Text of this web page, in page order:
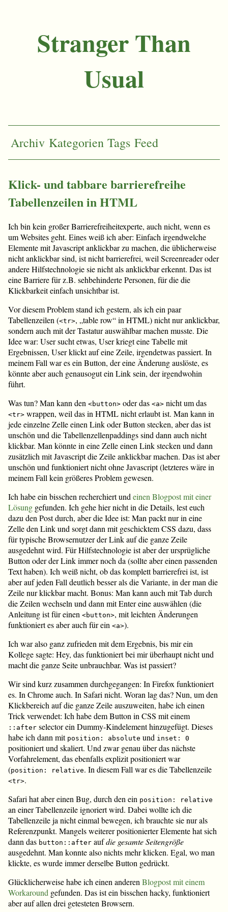
Stranger Than
Usual
Archiv Kategorien Tags Feed
Klick- und tabbare barrierefreihe
Tabellenzeilen in HTML
Ich bin kein großer Barrierefreiheitexperte, auch nicht, wenn es
um Websites geht. Eines weiß ich aber: Einfach irgendwelche
Elemente mit Javascript anklickbar zu machen, die üblicherweise
nicht anklickbar sind, ist nicht barrierefrei, weil Screenreader oder
andere Hilfstechnologie sie nicht als anklickbar erkennt. Das ist
eine Barriere für z.B. sehbehinderte Personen, für die die
Klickbarkeit einfach unsichtbar ist.
Vor diesem Problem stand ich gestern, als ich ein paar
Tabellenzeilen (<tr>, „table row“ in HTML) nicht nur anklickbar,
sondern auch mit der Tastatur auswählbar machen musste. Die
Idee war: User sucht etwas, User kriegt eine Tabelle mit
Ergebnissen, User klickt auf eine Zeile, irgendetwas passiert. In
meinem Fall war es ein Button, der eine Änderung auslöste, es
könnte aber auch genausogut ein Link sein, der irgendwohin
führt.
Was tun? Man kann den <button> oder das <a> nicht um das
<tr> wrappen, weil das in HTML nicht erlaubt ist. Man kann in
jede einzelne Zelle einen Link oder Button stecken, aber das ist
unschön und die Tabellenzellenpaddings sind dann auch nicht
klickbar. Man könnte in eine Zelle einen Link stecken und dann
zusätzlich mit Javascript die Zeile anklickbar machen. Das ist aber
unschön und funktioniert nicht ohne Javascript (letzteres wäre in
meinem Fall kein größeres Problem gewesen.
Ich habe ein bisschen recherchiert und einen Blogpost mit einer
Lösung gefunden. Ich gehe hier nicht in die Details, lest euch
dazu den Post durch, aber die Idee ist: Man packt nur in eine
Zelle den Link und sorgt dann mit geschicktem CSS dazu, dass
für typische Browsernutzer der Link auf die ganze Zeile
ausgedehnt wird. Für Hilfstechnologie ist aber der ursprügliche
Button oder der Link immer noch da (sollte aber einen passenden
Text haben). Ich weiß nicht, ob das komplett barrierefrei ist, ist
aber auf jeden Fall deutlich besser als die Variante, in der man die
Zeile nur klickbar macht. Bonus: Man kann auch mit Tab durch
die Zeilen wechseln und dann mit Enter eine auswählen (die
Anleitung ist für einen <button>, mit leichten Änderungen
funktioniert es aber auch für ein <a>).
Ich war also ganz zufrieden mit dem Ergebnis, bis mir ein
Kollege sagte: Hey, das funktioniert bei mir überhaupt nicht und
macht die ganze Seite unbrauchbar. Was ist passiert?
Wir sind kurz zusammen durchgegangen: In Firefox funktioniert
es. In Chrome auch. In Safari nicht. Woran lag das? Nun, um den
Klickbereich auf die ganze Zeile auszuweiten, habe ich einen
Trick verwendet: Ich habe dem Button in CSS mit einem
::after selector ein Dummy-Kindelement hinzugefügt. Dieses
habe ich dann mit position: absolute und inset: 0
positioniert und skaliert. Und zwar genau über das nächste
Vorfahrelement, das ebenfalls explizit positioniert war
(position: relative. In diesem Fall war es die Tabellenzeile
<tr>.
Safari hat aber einen Bug, durch den ein position: relative
an einer Tabellenzeile ignoriert wird. Dabei wollte ich die
Tabellenzeile ja nicht einmal bewegen, ich brauchte sie nur als
Referenzpunkt. Mangels weiterer positionierter Elemente hat sich
dann das button::after aufdie gesamte Seitengröße
ausgedehnt. Man konnte also nichts mehr klicken. Egal, wo man
klickte, es wurde immer derselbe Button gedrückt.
Glücklicherweise habe ich einen anderen Blogpost mit einem
Workaround gefunden. Das ist ein bisschen hacky, funktioniert
aber auf allen drei getesteten Browsern.